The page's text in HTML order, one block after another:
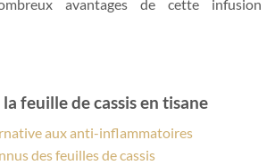
avantages de cette infusion
feuille de cassis en tisane
aux anti-inflammatoires
des feuilles de cassis